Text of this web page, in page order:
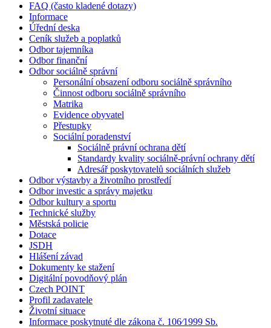
FAQ (často kladené dotazy)
Informace
Úřední deska
Ceník služeb a poplatků
Odbor tajemníka
Odbor finanční
Odbor sociálně správní
Personální obsazení odboru sociálně správního
Činnost odboru sociálně správního
Matrika
Evidence obyvatel
Přestupky
Sociální poradenství
Sociálně právní ochrana dětí
Standardy kvality sociálně-právní ochrany dětí
Adresář poskytovatelů sociálních služeb
Odbor výstavby a životního prostředí
Odbor investic a správy majetku
Odbor kultury a sportu
Technické služby
Městská policie
Dotace
JSDH
Hlášení závad
Dokumenty ke stažení
Digitální povodňový plán
Czech POINT
Profil zadavatele
Životní situace
Informace poskytnuté dle zákona č. 106⁄1999 Sb.